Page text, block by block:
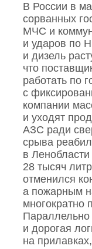
В России в
сорванных
МЧС и
и ударов по
и дизель
что
работать по
с
компании
и уходят
АЗС ради
срыва
в
28 тысяч
отменился
а пожарным
многократно
Параллельно
и дорогая
на